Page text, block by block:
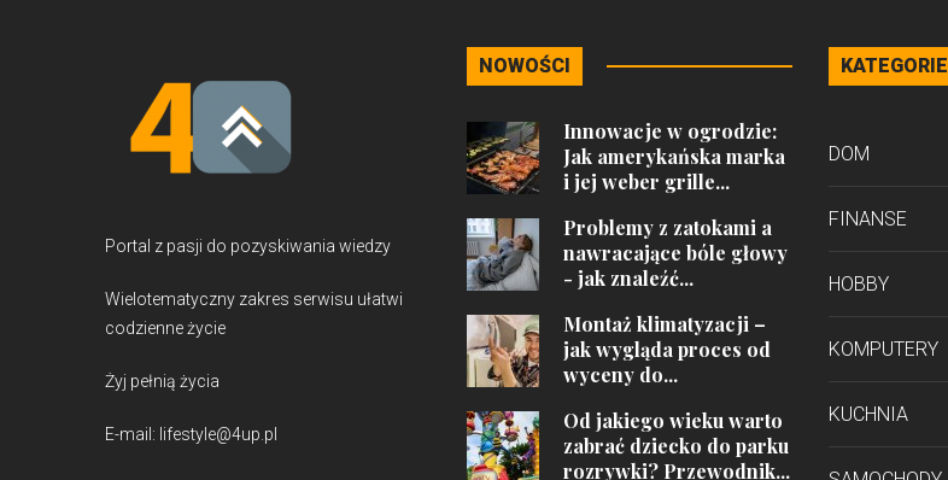
Portal z pasji do pozyskiwania wiedzy
Wielotematyczny zakres serwisu ułatwi
codzienne życie
Żyj pełnią życia
E-mail: lifestyle@4up.pl
NOWOŚCI
Innowacje w ogrodzie:
Jak amerykańska marka
i jej weber grille...
Problemy z zatokami a
nawracające bóle głowy
- jak znaleźć...
Montaż klimatyzacji –
jak wygląda proces od
wyceny do...
Od jakiego wieku warto
zabrać dziecko do parku
rozrywki? Przewodnik...
KATEGORIE
DOM
FINANSE
HOBBY
KOMPUTERY
KUCHNIA